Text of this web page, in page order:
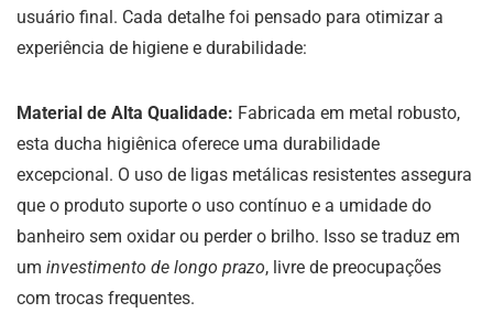
usuário final. Cada detalhe foi pensado para otimizar a
experiência de higiene e durabilidade:
Material de Alta Qualidade: Fabricada em metal robusto,
esta ducha higiênica oferece uma durabilidade
excepcional. O uso de ligas metálicas resistentes assegura
que o produto suporte o uso contínuo e a umidade do
banheiro sem oxidar ou perder o brilho. Isso se traduz em
um investimento de longo prazo, livre de preocupações
com trocas frequentes.